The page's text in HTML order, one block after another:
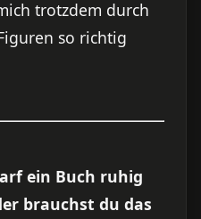
trotzdem durch
so richtig
ein Buch ruhig
brauchst du das